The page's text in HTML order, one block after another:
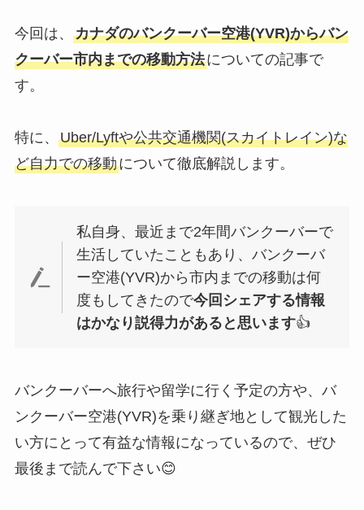
今回は、 カナダのバンクーバー空港(YVR)からバン
クーバー市内までの移動方法についての記事で
す。
特に、 Uber/Lyftや公共交通機関(スカイトレイン)な
ど自力での移動について徹底解説します。
私自身、最近まで2年間バンクーバーで
生活していたこともあり、バンクーバ
ー空港(YVR)から市内までの移動は何
度もしてきたので今回シェアする情報
はかなり説得力があると思います👍
バンクーバーへ旅行や留学に行く予定の方や、バ
ンクーバー空港(YVR)を乗り継ぎ地として観光した
い方にとって有益な情報になっているので、ぜひ
最後まで読んで下さい😊